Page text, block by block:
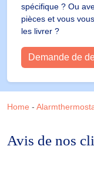
spécifique ? Ou
pièces et vous
les livrer ?
Demande de
Home -
Avis de nos